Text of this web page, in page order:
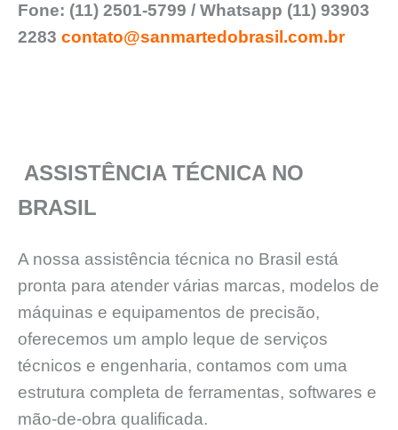
Fone: (11) 2501-5799 / Whatsapp (11) 93903
2283 contato@sanmartedobrasil.com.br
ASSISTÊNCIA TÉCNICA NO
BRASIL
A nossa assistência técnica no Brasil está
pronta para atender várias marcas, modelos de
máquinas e equipamentos de precisão,
oferecemos um amplo leque de serviços
técnicos e engenharia, contamos com uma
estrutura completa de ferramentas, softwares e
mão-de-obra qualificada.